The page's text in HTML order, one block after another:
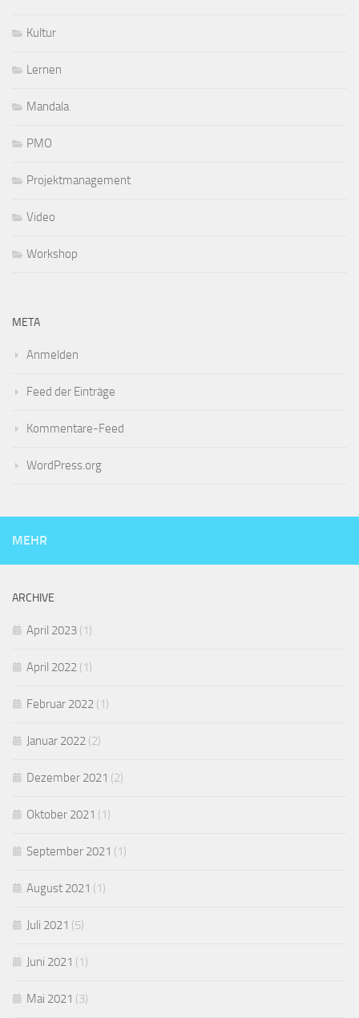
Kultur
Lernen
Mandala
PMO
Projektmanagement
Video
Workshop
META
Anmelden
Feed der Einträge
Kommentare-Feed
WordPress.org
MEHR
ARCHIVE
April 2023 (1)
April 2022 (1)
Februar 2022 (1)
Januar 2022 (2)
Dezember 2021 (2)
Oktober 2021 (1)
September 2021 (1)
August 2021 (1)
Juli 2021 (5)
Juni 2021 (1)
Mai 2021 (3)